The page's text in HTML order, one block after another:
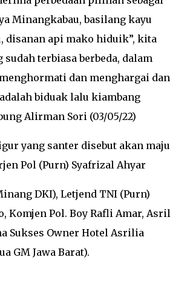
Minangkabau, basilang kayu
disanan api mako hiduik”, kita
terbiasa berbeda, dalam
dan menghargai dan
biduak lalu kiambang
Alirman Sori (03/05/22)
yang santer disebut akan maju
Pol (Purn) Syafrizal Ahyar
DKI), Letjend TNI (Purn)
Komjen Pol. Boy Rafli Amar, Asril
Sukses Owner Hotel Asrilia
GM Jawa Barat).